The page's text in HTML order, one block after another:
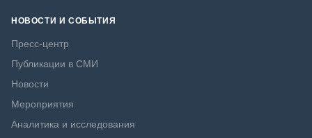
НОВОСТИ И СОБЫТИЯ
Пресс-центр
Публикации в СМИ
Новости
Мероприятия
Аналитика и исследования